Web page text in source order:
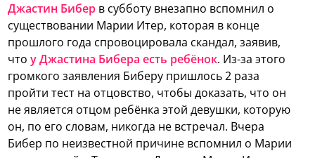
Джастин Бибер в субботу внезапно вспомнил о
существовании Марии Итер, которая в конце
прошлого года спровоцировала скандал, заявив,
чтоу Джастина Бибера есть ребёнок. Из-за этого
громкого заявления Биберу пришлось 2 раза
пройти тест на отцовство, чтобы доказать, что он
не является отцом ребёнка этой девушки, которую
он, по его словам, никогда не встречал. Вчера
Бибер по неизвестной причине вспомнил о Марии